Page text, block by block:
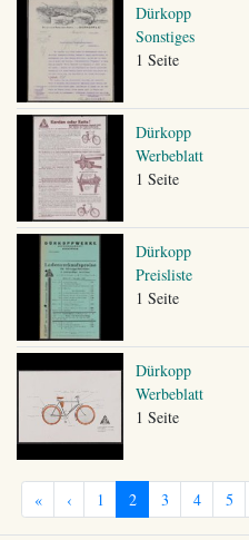
Dürkopp
Sonstiges
1 Seite
Dürkopp
Werbeblatt
1 Seite
Dürkopp
Preisliste
1 Seite
Dürkopp
Werbeblatt
1 Seite
« ‹ 1 2 3 4 5